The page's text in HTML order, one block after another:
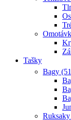
Tašky
Bagy